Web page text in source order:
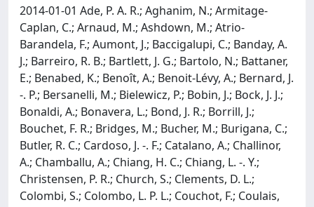
2014-01-01 Ade, P. A. R.; Aghanim, N.; Armitage-
Caplan, C.; Arnaud, M.; Ashdown, M.; Atrio-
Barandela, F.; Aumont, J.; Baccigalupi, C.; Banday, A.
J.; Barreiro, R. B.; Bartlett, J. G.; Bartolo, N.; Battaner,
E.; Benabed, K.; Benoît, A.; Benoit-Lévy, A.; Bernard, J.
-. P.; Bersanelli, M.; Bielewicz, P.; Bobin, J.; Bock, J. J.;
Bonaldi, A.; Bonavera, L.; Bond, J. R.; Borrill, J.;
Bouchet, F. R.; Bridges, M.; Bucher, M.; Burigana, C.;
Butler, R. C.; Cardoso, J. -. F.; Catalano, A.; Challinor,
A.; Chamballu, A.; Chiang, H. C.; Chiang, L. -. Y.;
Christensen, P. R.; Church, S.; Clements, D. L.;
Colombi, S.; Colombo, L. P. L.; Couchot, F.; Coulais,